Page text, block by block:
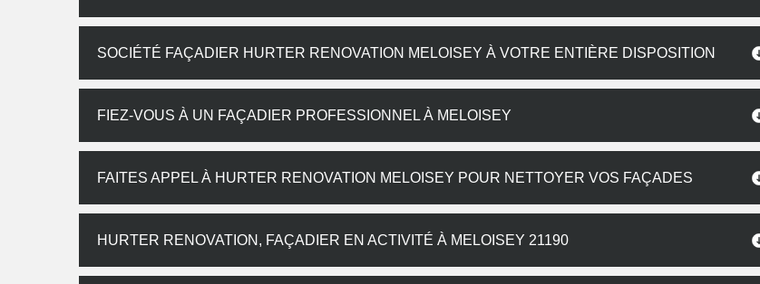
SOCIÉTÉ FAÇADIER HURTER RENOVATION MELOISEY À VOTRE ENTIÈRE DISPOSITION
FIEZ-VOUS À UN FAÇADIER PROFESSIONNEL À MELOISEY
FAITES APPEL À HURTER RENOVATION MELOISEY POUR NETTOYER VOS FAÇADES
HURTER RENOVATION, FAÇADIER EN ACTIVITÉ À MELOISEY 21190